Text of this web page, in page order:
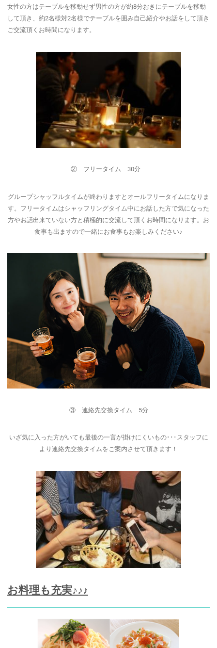
女性の方はテーブルを移動せず男性の方が約8分おきにテーブルを移動
して頂き、約2名様対2名様でテーブルを囲み自己紹介やお話をして頂き
ご交流頂くお時間になります。
② フリータイム 30分
グループシャッフルタイムが終わりますとオールフリータイムになりま
す。フリータイムはシャッフリングタイム中にお話した方で気になった
方やお話出来ていない方と積極的に交流して頂くお時間になります。お
食事も出ますので一緒にお食事もお楽しみください♪
③ 連絡先交換タイム 5分
いざ気に入った方がいても最後の一言が掛けにくいもの･･･スタッフに
より連絡先交換タイムをご案内させて頂きます！
お料理も充実♪♪♪